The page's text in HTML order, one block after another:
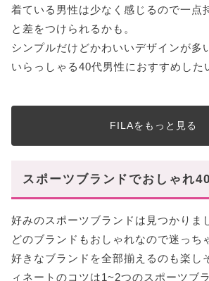
着ている男性は少なく感じるので一点
と差をつけられるかも。
シンプルだけどかわいいデザインが多
いらっしゃる40代男性におすすめした
FILAをもっと見る
スポーツブランドでおしゃれ
好みのスポーツブランドは見つかりま
どのブランドもおしゃれなので迷っち
好きなブランドを全部揃えるのも楽し
ィネートのコツは1~2つのスポーツブ